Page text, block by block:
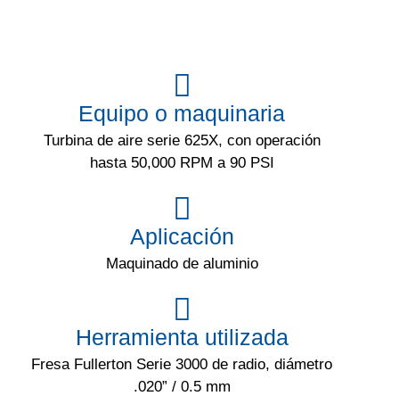
Equipo o maquinaria
Turbina de aire serie 625X, con operación
hasta 50,000 RPM a 90 PSI
Aplicación
Maquinado de aluminio
Herramienta utilizada
Fresa Fullerton Serie 3000 de radio, diámetro
.020” / 0.5 mm